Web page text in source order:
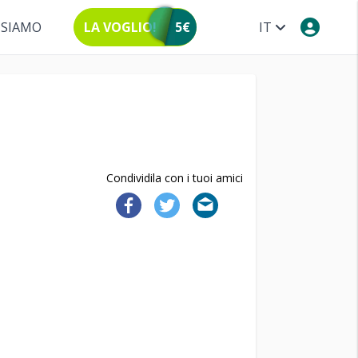
IT
LA VOGLIO! 5€
Condividila con i tuoi amici